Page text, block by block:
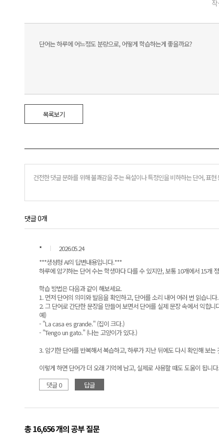
단어는 하루에 어느정도 분량으로, 어떻게 학습하는게 좋을까요?
목록보기
댓글 0개
*
2026.05.24
***생성형 AI의 답변내용입니다.***
하루에 암기하는 단어 수는 학생마다 다를 수 있지만, 보통 10개에서 15개
학습 방법은 다음과 같이 해보세요.
1. 먼저 단어의 의미와 발음을 확인하고, 단어를 소리 내어 여러 번 읽습니다.
2. 그 단어로 간단한 문장을 만들어 보면서 단어를 실제 문장 속에서 익힙니
예)
- "La casa es grande." (집이 크다.)
- "Tengo un gato." (나는 고양이가 있다.)
3. 암기한 단어를 반복해서 복습하고, 하루가 지난 뒤에도 다시 확인해 보는
이렇게 하면 단어가 더 오래 기억에 남고, 실제로 사용할 때도 도움이 됩니다.
댓글 0
답글
총 16,656 개의 공부 질문